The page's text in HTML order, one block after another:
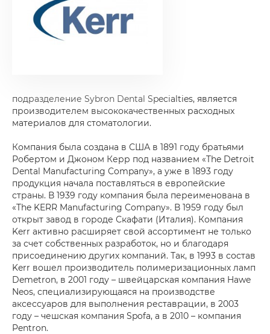
подразделение Sybron Dental Specialties, является
производителем высококачественных расходных
материалов для стоматологии.
Компания была создана в США в 1891 году братьями
Робертом и Джоном Керр под названием «The Detroit
Dental Manufacturing Company», а уже в 1893 году
продукция начала поставляться в европейские
страны. В 1939 году компания была переименована в
«The KERR Manufacturing Company». В 1959 году был
открыт завод в городе Скафати (Италия). Компания
Kerr активно расширяет свой ассортимент не только
за счет собственных разработок, но и благодаря
присоединению других компаний. Так, в 1993 в состав
Kerr вошел производитель полимеризационных ламп
Demetron, в 2001 году – швейцарская компания Hawe
Neos, специализирующаяся на производстве
аксессуаров для выполнения реставрации, в 2003
году – чешская компания Spofa, а в 2010 – компания
Pentron.